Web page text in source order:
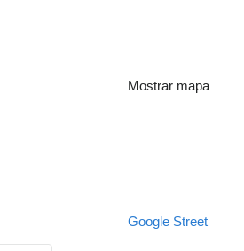
Mostrar mapa
Google Street